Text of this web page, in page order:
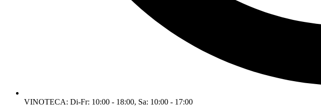
VINOTECA: Di-Fr: 10:00 - 18:00, Sa: 10:00 - 17:00